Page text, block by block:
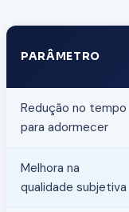
PARÂMETRO
Redução no tempo
para adormecer
Melhora na
qualidade subjetiva